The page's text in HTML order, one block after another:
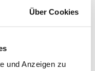
Über Cookies
und Anzeigen zu